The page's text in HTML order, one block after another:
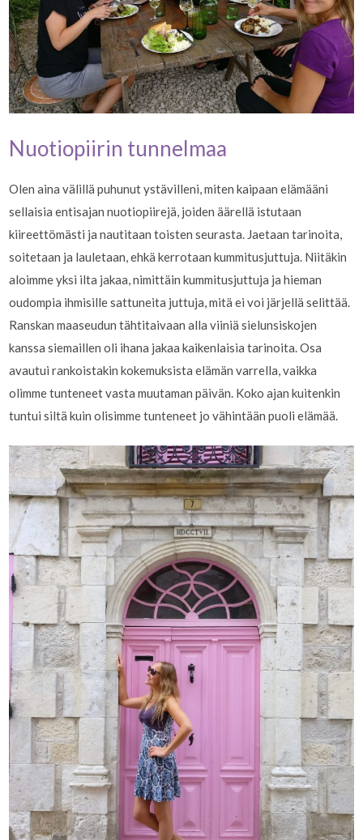
Nuotiopiirin tunnelmaa
Olen aina välillä puhunut ystävilleni, miten kaipaan elämääni
sellaisia entisajan nuotiopiirejä, joiden äärellä istutaan
kiireettömästi ja nautitaan toisten seurasta. Jaetaan tarinoita,
soitetaan ja lauletaan, ehkä kerrotaan kummitusjuttuja. Niitäkin
aloimme yksi ilta jakaa, nimittäin kummitusjuttuja ja hieman
oudompia ihmisille sattuneita juttuja, mitä ei voi järjellä selittää.
Ranskan maaseudun tähtitaivaan alla viiniä sielunsiskojen
kanssa siemaillen oli ihana jakaa kaikenlaisia tarinoita. Osa
avautui rankoistakin kokemuksista elämän varrella, vaikka
olimme tunteneet vasta muutaman päivän. Koko ajan kuitenkin
tuntui siltä kuin olisimme tunteneet jo vähintään puoli elämää.